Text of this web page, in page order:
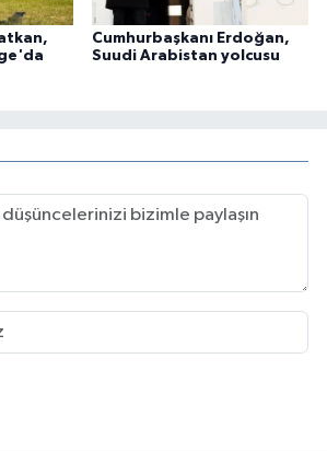
Cumhurbaşkanı Erdoğan,
Suudi Arabistan yolcusu